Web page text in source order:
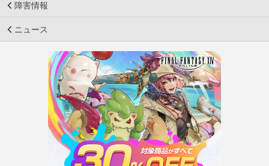
障害情報
ニュース